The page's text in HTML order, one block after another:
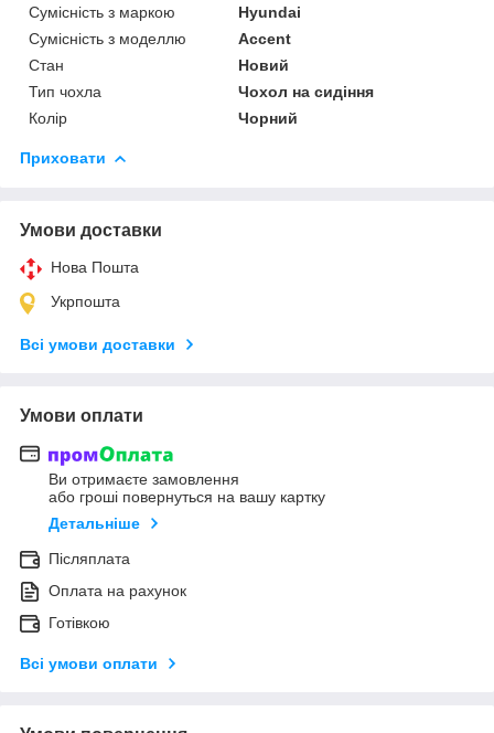
Сумісність з маркою
Hyundai
Сумісність з моделлю
Accent
Стан
Новий
Тип чохла
Чохол на сидіння
Колір
Чорний
Приховати
Умови доставки
Нова Пошта
Укрпошта
Всі умови доставки
Умови оплати
Ви отримаєте замовлення
або гроші повернуться на вашу картку
Детальніше
Післяплата
Оплата на рахунок
Готівкою
Всі умови оплати